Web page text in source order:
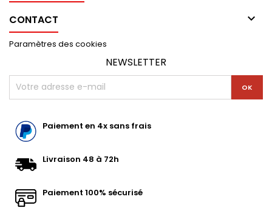
CONTACT 
Paramètres des cookies
NEWSLETTER
Paiement en 4x sans frais
Livraison 48 à 72h
Paiement 100% sécurisé